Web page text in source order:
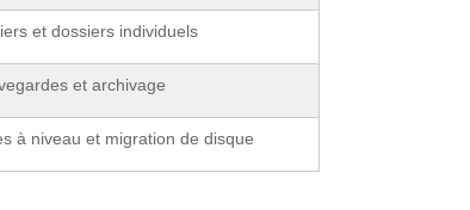
et dossiers individuels
et archivage
à niveau et migration de disque